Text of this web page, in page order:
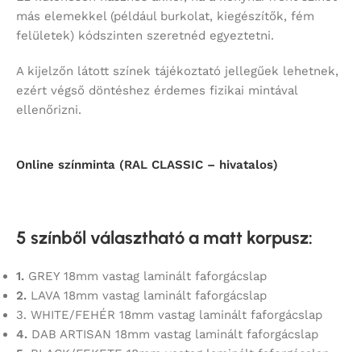
más elemekkel (például burkolat, kiegészítők, fém
felületek) kódszinten szeretnéd egyeztetni.
A kijelzőn látott színek tájékoztató jellegűek lehetnek,
ezért végső döntéshez érdemes fizikai mintával
ellenőrizni.
Online színminta (RAL CLASSIC – hivatalos)
5 színből választható a matt korpusz:
1. GREY 18mm vastag laminált faforgácslap
2. LAVA 18mm vastag laminált faforgácslap
3. WHITE/FEHÉR 18mm vastag laminált faforgácslap
4. DAB ARTISAN 18mm vastag laminált faforgácslap